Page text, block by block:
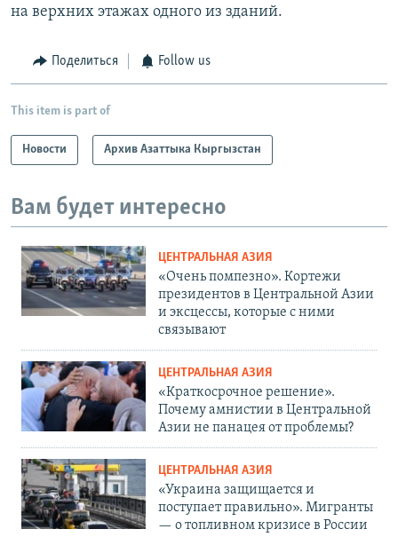
на верхних этажах одного из зданий.
Поделиться Follow us
This item is part of
Новости Архив Азаттыка Кыргызстан
Вам будет интересно
ЦЕНТРАЛЬНАЯ АЗИЯ
«Очень помпезно». Кортежи
президентов в Центральной Азии
и эксцессы, которые с ними
связывают
ЦЕНТРАЛЬНАЯ АЗИЯ
«Краткосрочное решение».
Почему амнистии в Центральной
Азии не панацея от проблемы?
ЦЕНТРАЛЬНАЯ АЗИЯ
«Украина защищается и
поступает правильно». Мигранты
— о топливном кризисе в России